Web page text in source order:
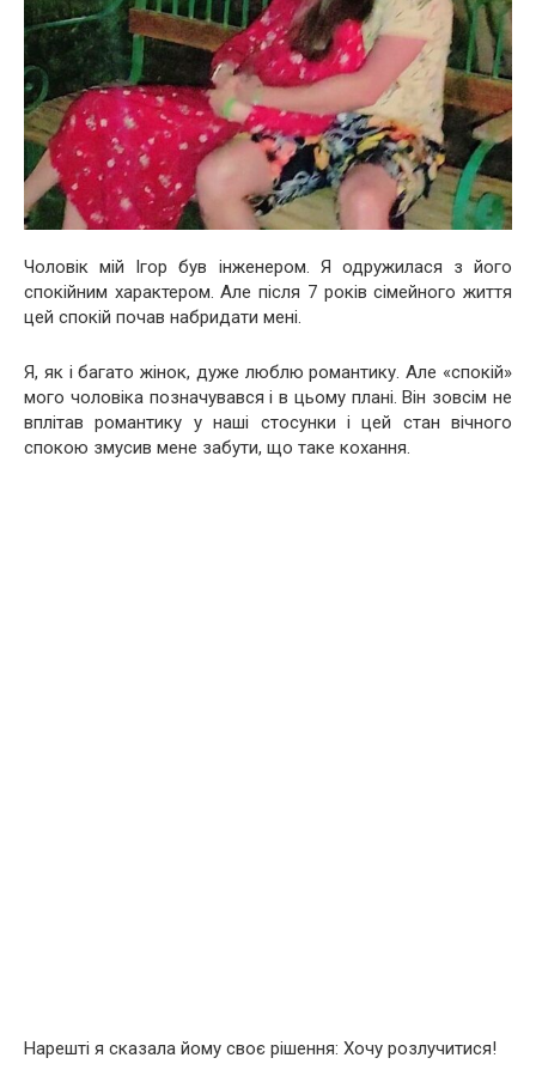
Чоловік мій Ігор був інженером. Я одружилася з його
спокійним характером. Але після 7 років сімейного життя
цей спокій почав набридати мені.
Я, як і багато жінок, дуже люблю романтику. Але «спокій»
мого чоловіка позначувався і в цьому плані. Він зовсім не
вплітав романтику у наші стосунки і цей стан вічного
спокою змусив мене забути, що таке кохання.
Нарешті я сказала йому своє рішення: Хочу розлучитися!